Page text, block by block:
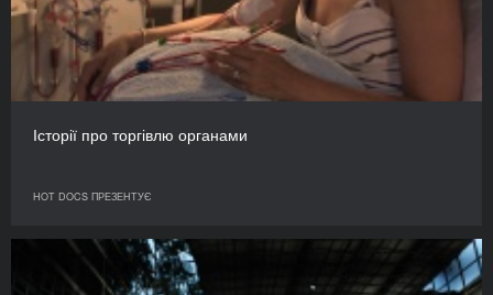
Історії про торгівлю органами
HOT DOCS ПРЕЗЕНТУЄ